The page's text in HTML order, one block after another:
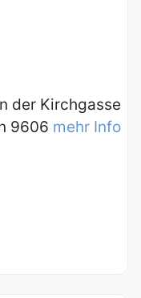
der Kirchgasse
9606 mehr Info